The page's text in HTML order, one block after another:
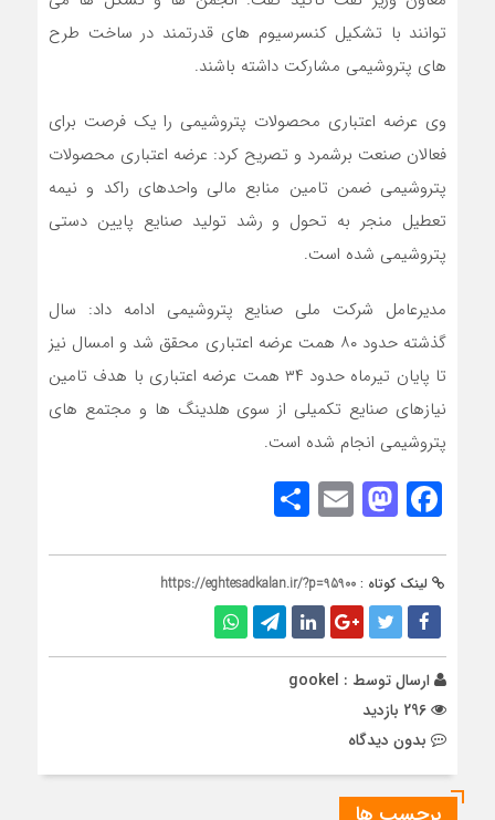
توانند با تشکیل کنسرسیوم های قدرتمند در ساخت طرح
های پتروشیمی مشارکت داشته باشند.
وی عرضه اعتباری محصولات پتروشیمی را یک فرصت برای
فعالان صنعت برشمرد و تصریح کرد: عرضه اعتباری محصولات
پتروشیمی ضمن تامین منابع مالی واحدهای راکد و نیمه
تعطیل منجر به تحول و رشد تولید صنایع پایین دستی
پتروشیمی شده است.
مدیرعامل شرکت ملی صنایع پتروشیمی ادامه داد: سال
گذشته حدود ۸۰ همت عرضه اعتباری محقق شد و امسال نیز
تا پایان تیرماه حدود ۳۴ همت عرضه اعتباری با هدف تامین
نیازهای صنایع تکمیلی از سوی هلدینگ ها و مجتمع های
پتروشیمی انجام شده است.
Facebook
Mastodon
Email
لینک کوتاه : https://eghtesadkalan.ir/?p=95900
ارسال توسط : gookel
بدون دیدگاه